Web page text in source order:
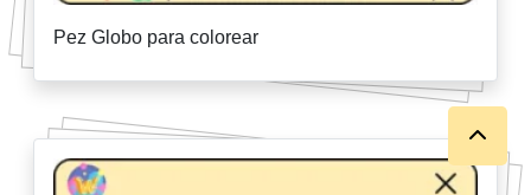
Pez Globo para colorear